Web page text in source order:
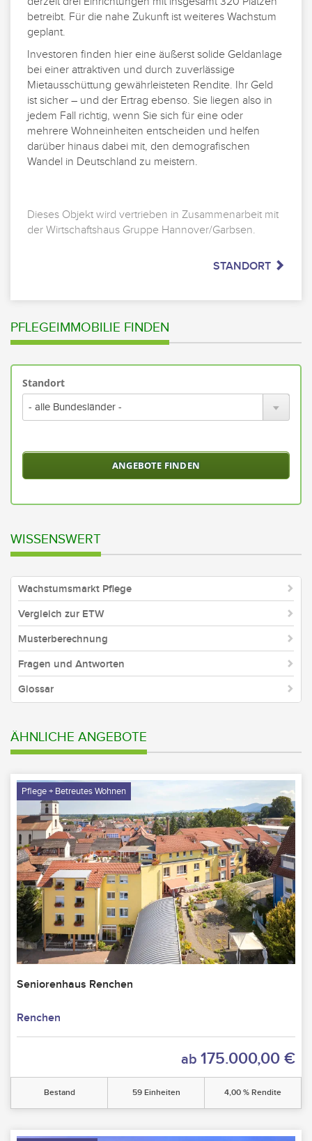
betreibt. Für die nahe Zukunft ist weiteres Wachstum
geplant.
Investoren finden hier eine äußerst solide Geldanlage
bei einer attraktiven und durch zuverlässige
Mietausschüttung gewährleisteten Rendite. Ihr Geld
ist sicher – und der Ertrag ebenso. Sie liegen also in
jedem Fall richtig, wenn Sie sich für eine oder
mehrere Wohneinheiten entscheiden und helfen
darüber hinaus dabei mit, den demografischen
Wandel in Deutschland zu meistern.
Dieses Objekt wird vertrieben in Zusammenarbeit mit
der Wirtschaftshaus Gruppe Hannover/Garbsen.
STANDORT
PFLEGEIMMOBILIE FINDEN
Standort
WISSENSWERT
Wachstumsmarkt Pflege
Vergleich zur ETW
Musterberechnung
Fragen und Antworten
Glossar
ÄHNLICHE ANGEBOTE
Pflege + Betreutes Wohnen
Seniorenhaus Renchen
Renchen
ab 175.000,00 €
Bestand 59 Einheiten 4,00 % Rendite